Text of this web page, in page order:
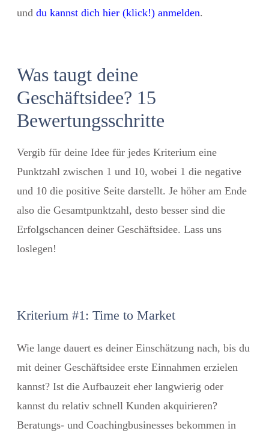
und du kannst dich hier (klick!) anmelden.
Was taugt deine
Geschäftsidee? 15
Bewertungsschritte
Vergib für deine Idee für jedes Kriterium eine
Punktzahl zwischen 1 und 10, wobei 1 die negative
und 10 die positive Seite darstellt. Je höher am Ende
also die Gesamtpunktzahl, desto besser sind die
Erfolgschancen deiner Geschäftsidee. Lass uns
loslegen!
Kriterium #1: Time to Market
Wie lange dauert es deiner Einschätzung nach, bis du
mit deiner Geschäftsidee erste Einnahmen erzielen
kannst? Ist die Aufbauzeit eher langwierig oder
kannst du relativ schnell Kunden akquirieren?
Beratungs- und Coachingbusinesses bekommen in